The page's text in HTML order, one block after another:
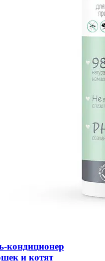
и котят